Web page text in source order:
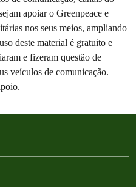
apoiar o Greenpeace e
nos seus meios, ampliando
deste material é gratuito e
e fizeram questão de
veículos de comunicação.